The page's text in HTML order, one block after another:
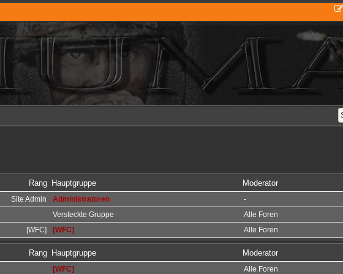
Rang Hauptgruppe Moderator
Site Admin Administratoren
-
Versteckte Gruppe
Alle Foren
[WFC]
[WFC] Alle Foren
Rang Hauptgruppe Moderator
[WFC]
Alle Foren